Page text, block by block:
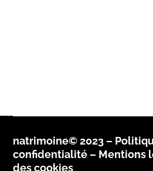
natrimoine© 2023 –
confidentialité – Mentions
des cookies